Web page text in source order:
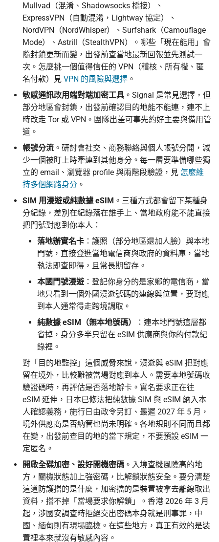
Mullvad（混淆、Shadowsocks 橋接）、
ExpressVPN（自動混淆，Lightway 協定）、
NordVPN（NordWhisper）、Surfshark（Camouflage
Mode）、Astrill（StealthVPN）。哪些「現在能用」會
隨封鎖更新而變，出發前查當地最新回報並先測試一
次。怎麼挑一個值得信任的 VPN（稽核、所有權、匿
名付款）見 VPN 的風險與選擇 。
敏感通訊改用端對端加密工具 。Signal 是常見選擇，但
部分地區會封鎖，出發前確認目的地能不能連，連不上
時改走 Tor 或 VPN。團隊出差可事先約好主要與備用管
道。
帳號分流 。研討會社交、商務聯絡與個人帳號分開，減
少一個被盯上時牽連到其他身分。每一層要準備哪些獨
立的 email、瀏覽器 profile 與兩階段驗證，見 怎麼維
持多個網路身分 。
SIM 用漫遊或純數據 eSIM 。三種方式都會留下某種身
分紀錄，差別在紀錄落在誰手上、當地政府能不能直接
把門號對應到你本人：
落地辦實名卡 ：護照（部分地區還加人臉）與本地
門號，直接登進當地電信商與政府的資料庫，當地
執法即查即得，且常長期留存。
本國門號漫遊 ：登記你身分的是家鄉的電信商，當
地只看到一個外國漫遊號碼的連線與位置，要對應
到本人通常得走跨境調取。
純數據 eSIM（無本地號碼）
：連本地門號這層都
省掉，身分多半只留在 eSIM 供應商與你的付款紀
錄裡。
對「目的地監控」這個威脅來說，漫遊與 eSIM 把對應
留在境外，比較難被當場對應到本人。需要本地號碼收
驗證碼時，再評估是否落地辦卡。實名要求正在往
eSIM 延伸，日本已修法把純數據 SIM 與 eSIM 納入本
人確認義務，施行日由政令另訂、最遲 2027 年 5 月，
境外供應商是否納管也尚未明確。各地規則不同而且都
在變，出發前查目的地的當下規定，不要預設 eSIM 一
定匿名。
開啟全碟加密、設好開機密碼 。入境查機風險高的地
方，關機狀態加上強密碼，比解鎖狀態安全。要分清楚
這道防護擋的是什麼，加密擋的是裝置被拿去離線取出
資料，擋不掉「當場要求你解鎖」。香港 2026 年 3 月
起，涉國安調查時拒絕交出密碼本身就是刑事罪，中
國、緬甸則有現場臨檢。在這些地方，真正有效的是裝
置裡本來就沒有敏感內容。